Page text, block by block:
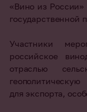
«Вино из
государственной
Участники
российское
отраслью
для экспорта,